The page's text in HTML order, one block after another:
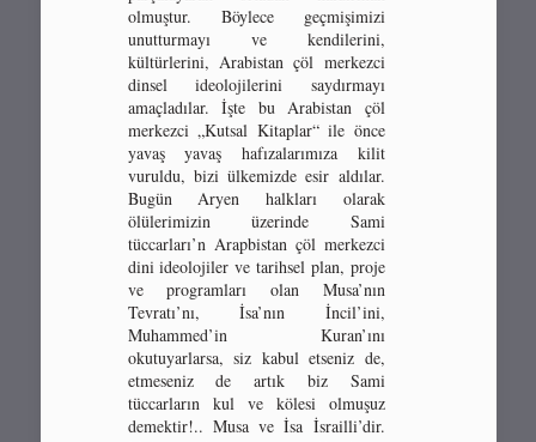
olmuştur. Böylece geçmişimizi
unutturmayı ve kendilerini,
kültürlerini, Arabistan çöl merkezci
dinsel ideolojilerini saydırmayı
amaçladılar. İşte bu Arabistan çöl
merkezci „Kutsal Kitaplar“ ile önce
yavaş yavaş hafızalarımıza kilit
vuruldu, bizi ülkemizde esir aldılar.
Bugün Aryen halkları olarak
ölülerimizin üzerinde Sami
tüccarları’n Arapbistan çöl merkezci
dini ideolojiler ve tarihsel plan, proje
ve programları olan Musa’nın
Tevratı’nı, İsa’nın İncil’ini,
Muhammed’in Kuran’ını
okutuyarlarsa, siz kabul etseniz de,
etmeseniz de artık biz Sami
tüccarların kul ve kölesi olmuşuz
demektir!.. Musa ve İsa İsrailli’dir.